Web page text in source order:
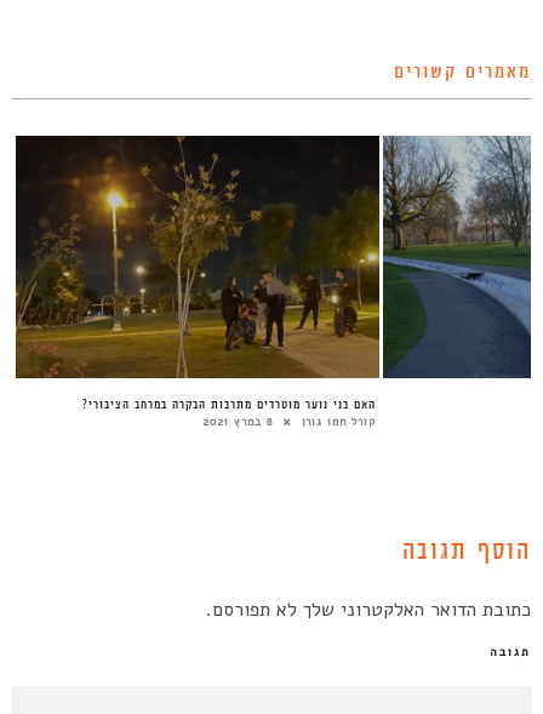
מאמרים קשורים
האם בני נוער מוטרדים מתרבות הבקרה במרחב הציבורי?
קורל חמו גורן 8 במרץ 2021
הוסף תגובה
כתובת הדואר האלקטרוני שלך לא תפורסם.
תגובה